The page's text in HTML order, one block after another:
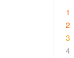
1
2
3
4